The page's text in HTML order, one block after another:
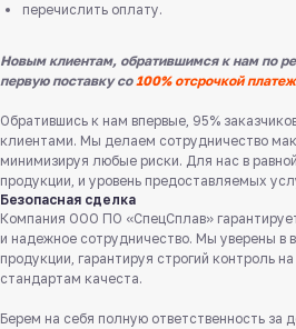
перечислить оплату.
Новым клиентам, обратившимся к нам по
первую поставку со100% отсрочкой
Обратившись к нам впервые, 95%
клиентами. Мы делаем сотрудничество
минимизируя любые риски. Для нас в
продукции, и уровень предоставляемых
Безопасная сделка
Компания ООО ПО «СпецСплав»
и надежное сотрудничество. Мы уверены в
продукции, гарантируя строгий контроль
стандартам качеста.
Берем на себя полную ответственность за